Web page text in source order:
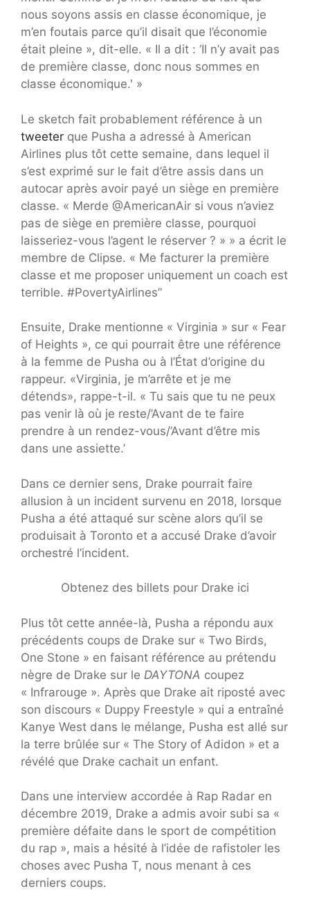
nous soyons assis en classe économique, je
m’en foutais parce qu’il disait que l’économie
était pleine », dit-elle. « Il a dit : ‘Il n’y avait pas
de première classe, donc nous sommes en
classe économique.' »
Le sketch fait probablement référence à un
tweeter que Pusha a adressé à American
Airlines plus tôt cette semaine, dans lequel il
s’est exprimé sur le fait d’être assis dans un
autocar après avoir payé un siège en première
classe. « Merde @AmericanAir si vous n’aviez
pas de siège en première classe, pourquoi
laisseriez-vous l’agent le réserver ? » » a écrit le
membre de Clipse. « Me facturer la première
classe et me proposer uniquement un coach est
terrible. #PovertyAirlines”
Ensuite, Drake mentionne « Virginia » sur « Fear
of Heights », ce qui pourrait être une référence
à la femme de Pusha ou à l’État d’origine du
rappeur. «Virginia, je m’arrête et je me
détends», rappe-t-il. « Tu sais que tu ne peux
pas venir là où je reste/’Avant de te faire
prendre à un rendez-vous/’Avant d’être mis
dans une assiette.’
Dans ce dernier sens, Drake pourrait faire
allusion à un incident survenu en 2018, lorsque
Pusha a été attaqué sur scène alors qu’il se
produisait à Toronto et a accusé Drake d’avoir
orchestré l’incident.
Obtenez des billets pour Drake ici
Plus tôt cette année-là, Pusha a répondu aux
précédents coups de Drake sur « Two Birds,
One Stone » en faisant référence au prétendu
nègre de Drake sur le DAYTONA coupez
« Infrarouge ». Après que Drake ait riposté avec
son discours « Duppy Freestyle » qui a entraîné
Kanye West dans le mélange, Pusha est allé sur
la terre brûlée sur « The Story of Adidon » et a
révélé que Drake cachait un enfant.
Dans une interview accordée à Rap Radar en
décembre 2019, Drake a admis avoir subi sa «
première défaite dans le sport de compétition
du rap », mais a hésité à l’idée de rafistoler les
choses avec Pusha T, nous menant à ces
derniers coups.